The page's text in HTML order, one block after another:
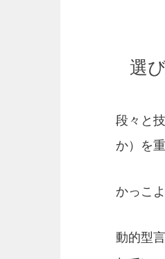
選
段々と
か）を
かっこ
動的型